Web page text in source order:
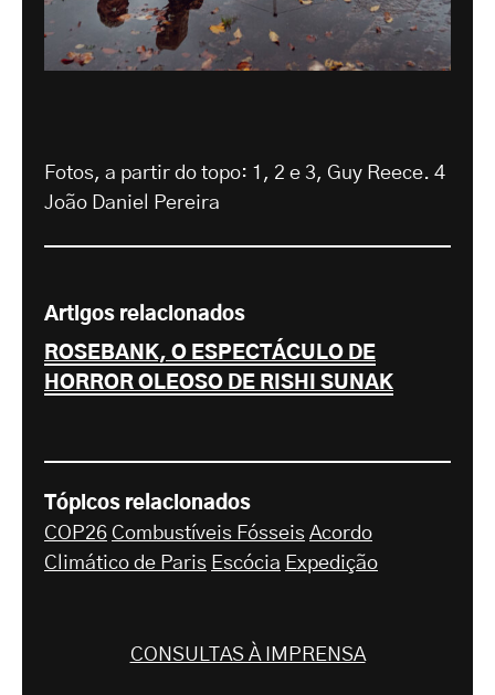
Fotos, a partir do topo: 1, 2 e 3, Guy Reece. 4
João Daniel Pereira
Artigos relacionados
ROSEBANK, O ESPECTÁCULO DE
HORROR OLEOSO DE RISHI SUNAK
Tópicos relacionados
COP26 Combustíveis Fósseis Acordo
Climático de Paris Escócia Expedição
CONSULTAS À IMPRENSA